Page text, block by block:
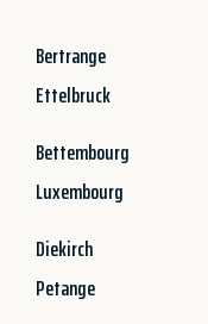
Bertrange
Ettelbruck
Bettembourg
Luxembourg
Diekirch
Petange